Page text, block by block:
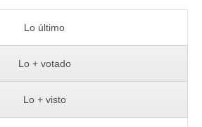
Lo último
Lo + votado
Lo + visto